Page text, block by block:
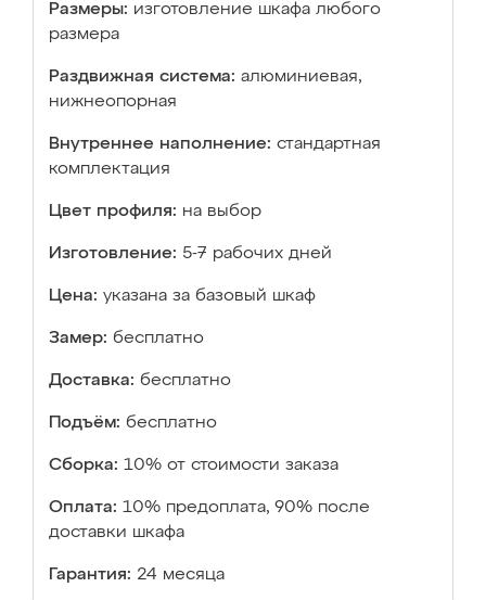
Размеры: изготовление шкафа любого
размера
Раздвижная система: алюминиевая,
нижнеопорная
Внутреннее наполнение: стандартная
комплектация
Цвет профиля: на выбор
Изготовление: 5-7 рабочих дней
Цена: указана за базовый шкаф
Замер: бесплатно
Доставка: бесплатно
Подъём: бесплатно
Сборка: 10% от стоимости заказа
Оплата: 10% предоплата, 90% после
доставки шкафа
Гарантия: 24 месяца